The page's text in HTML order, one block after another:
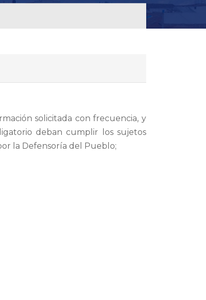
solicitada con frecuencia, y
deban cumplir los sujetos
la Defensoría del Pueblo;